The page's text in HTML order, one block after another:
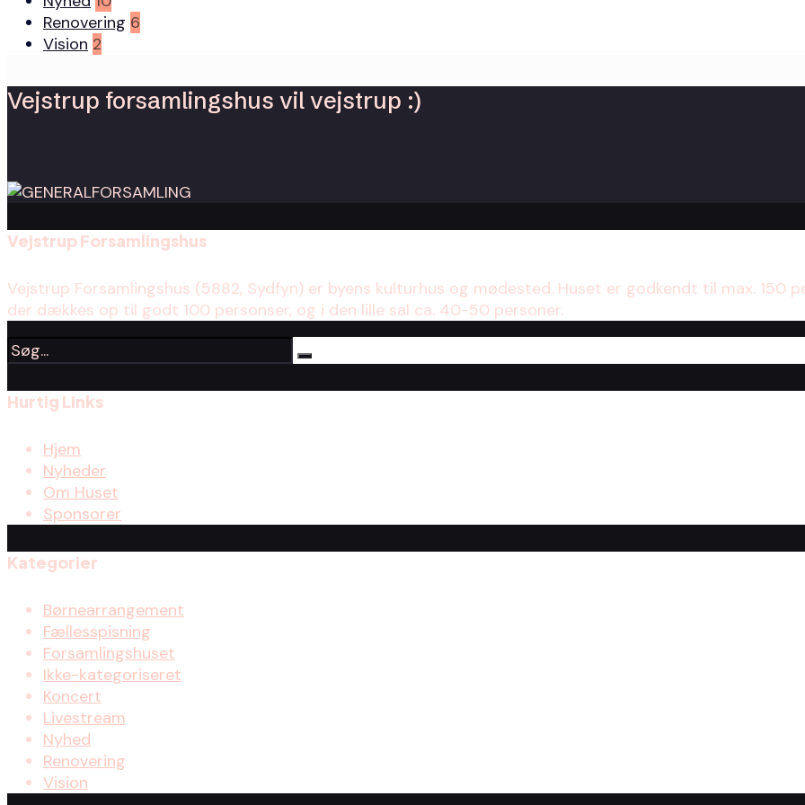
Renovering 6
Vision 2
Vejstrup forsamlingshus vil vejstrup :)
Vejstrup Forsamlingshus
Vejstrup Forsamlingshus (5882, Sydfyn) er byens kulturhus og mødested. Huset er godkendt til max. 150
der dækkes op til godt 100 personser, og i den lille sal ca. 40-50 personer.
Hurtig Links
Hjem
Nyheder
Om Huset
Sponsorer
Kategorier
Børnearrangement
Fællesspisning
Forsamlingshuset
Ikke-kategoriseret
Koncert
Livestream
Nyhed
Renovering
Vision